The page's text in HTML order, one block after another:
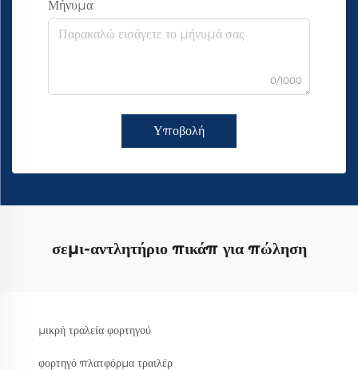
Μήνυμα
0/1000
Υποβολή
σεμι-αντλητήριο πικάπ για πώληση
μικρή τραλεία φορτηγού
φορτηγό πλατφόρμα τραιλέρ